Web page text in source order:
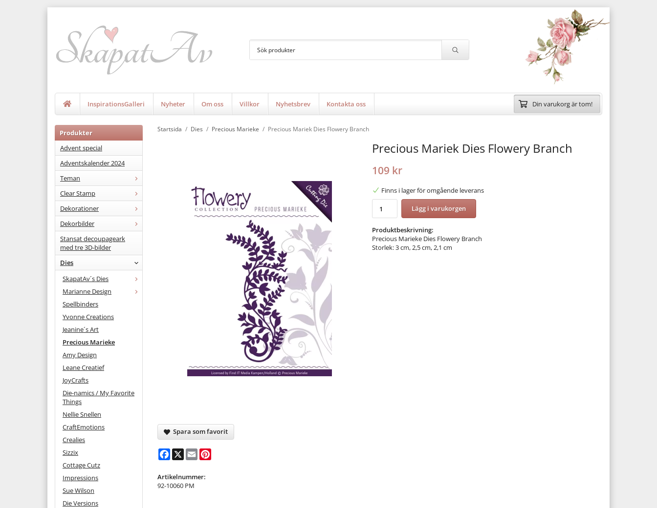
InspirationsGalleri Nyheter Om oss Villkor Nyhetsbrev Kontakta oss Din varukorg är tom!
Produkter
Advent special
Adventskalender 2024
Teman
Clear Stamp
Dekorationer
Dekorbilder
Stansat decoupageark
med tre 3D-bilder
Dies
SkapatAv´s Dies
Marianne Design
Spellbinders
Yvonne Creations
Jeanine´s Art
Precious Marieke
Amy Design
Leane Creatief
JoyCrafts
Die-namics / My Favorite
Things
Nellie Snellen
CraftEmotions
Crealies
Sizzix
Cottage Cutz
Impressions
Sue Wilson
Die Versions
Startsida / Dies / Precious Marieke / Precious Mariek Dies Flowery Branch
Precious Mariek Dies Flowery Branch
109 kr
Finns i lager för omgående leverans
Lägg i varukorgen
Produktbeskrivning:
Precious Marieke Dies Flowery Branch
Storlek: 3 cm, 2,5 cm, 2,1 cm
Spara som favorit
Facebook
X Email
Artikelnummer:
92-10060 PM